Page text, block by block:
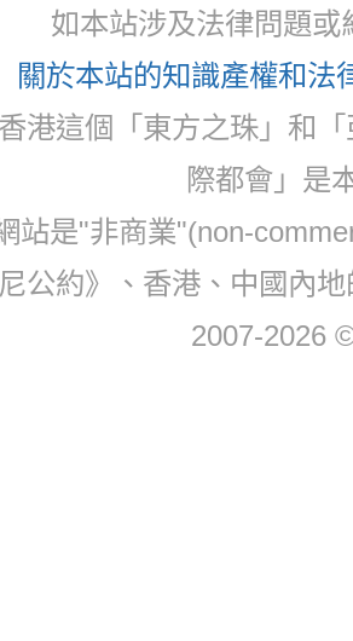
如本站涉及法律問題
關於本站的知識產權和法
港這個「東方之珠」和
際都會」是
站是"非商業"(non-
公約》、香港、中國內
2007-2026